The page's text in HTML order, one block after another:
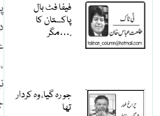
فیفا فٹ بال
پاکستان کا
مگر….
جو رہ گیا، وہ کردار
تھا